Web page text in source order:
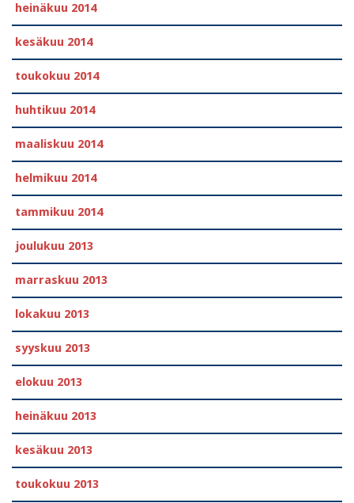
heinäkuu 2014
kesäkuu 2014
toukokuu 2014
huhtikuu 2014
maaliskuu 2014
helmikuu 2014
tammikuu 2014
joulukuu 2013
marraskuu 2013
lokakuu 2013
syyskuu 2013
elokuu 2013
heinäkuu 2013
kesäkuu 2013
toukokuu 2013